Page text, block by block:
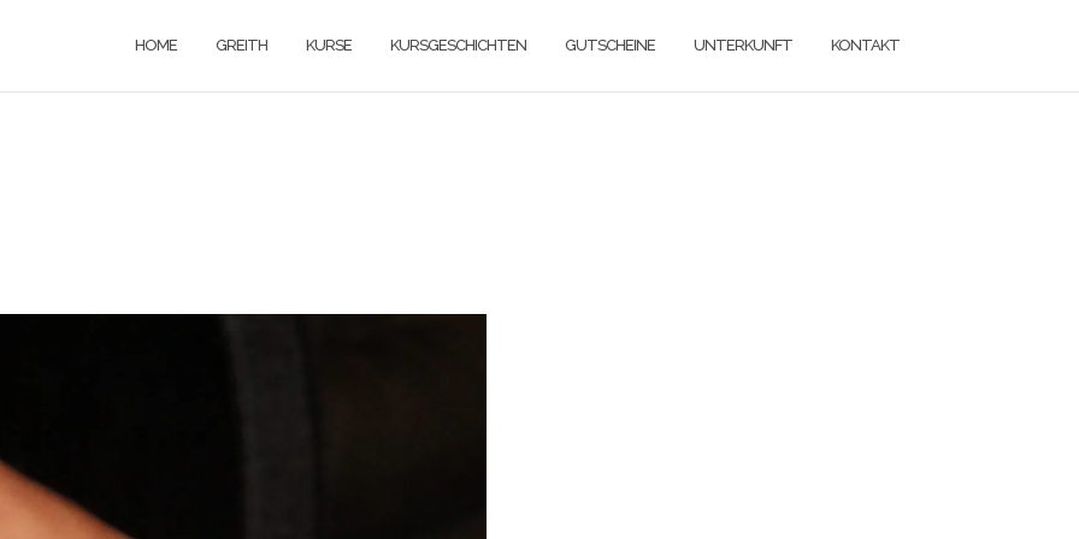
HOME GREITH KURSE KURSGESCHICHTEN GUTSCHEINE UNTERKUNFT KONTAKT